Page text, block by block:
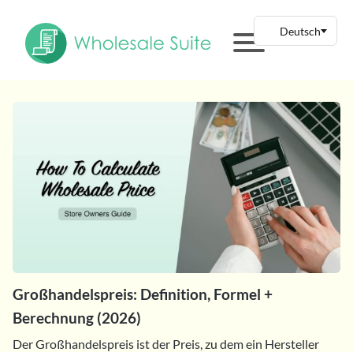
Großhandelspreis: Definition, Formel +
Berechnung (2026)
Der Großhandelspreis ist der Preis, zu dem ein Hersteller